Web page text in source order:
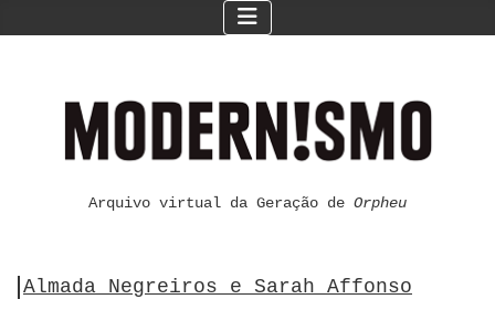
Arquivo virtual da Geração de Orpheu
Almada Negreiros e Sarah Affonso